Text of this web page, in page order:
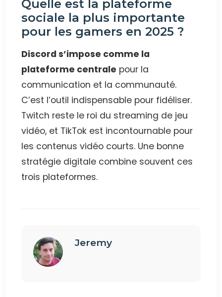
Quelle est la plateforme
sociale la plus importante
pour les gamers en 2025 ?
Discord s’impose comme la
plateforme centrale pour la
communication et la communauté.
C’est l’outil indispensable pour fidéliser.
Twitch reste le roi du streaming de jeu
vidéo, et TikTok est incontournable pour
les contenus vidéo courts. Une bonne
stratégie digitale combine souvent ces
trois plateformes.
Jeremy